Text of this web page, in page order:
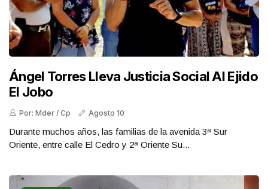
Ángel Torres Lleva Justicia Social Al Ejido
El Jobo
Por: Mder / Cp Agosto 10
Durante muchos años, las familias de la avenida 3ª Sur
Oriente, entre calle El Cedro y 2ª Oriente Su...